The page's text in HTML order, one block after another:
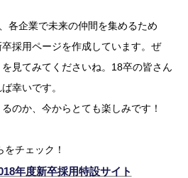
各企業で未来の仲間を集めるため
採用ページを作成しています。ぜ
見てみてくださいね。18卒の皆さん
幸いです。
のか、今からとても楽しみです！
チェック！
年度新卒採用特設サイト